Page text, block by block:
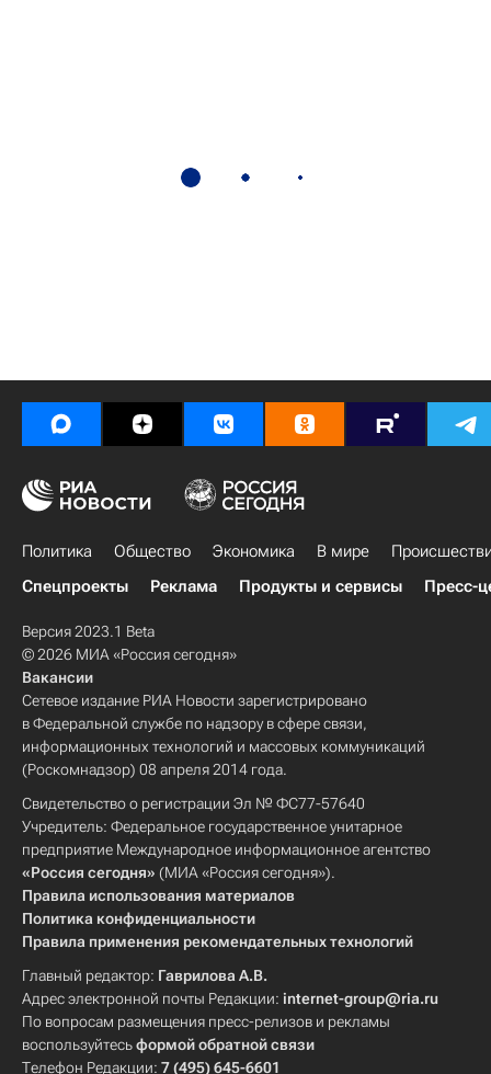
Политика Общество Экономика В мире
Спецпроекты
Реклама Продукты и сервисы Пресс-
Версия 2023.1 Beta
© 2026 МИА «Россия сегодня»
Вакансии
Сетевое издание РИА Новости зарегистрировано
в Федеральной службе по надзору в сфере связи,
информационных технологий и массовых коммуникаций
(Роскомнадзор) 08 апреля 2014 года.
Свидетельство о регистрации Эл № ФС77-57640
Учредитель: Федеральное государственное унитарное
предприятие Международное информационное агентство
«Россия сегодня» (МИА «Россия сегодня»).
Правила использования материалов
Политика конфиденциальности
Правила применения рекомендательных технологий
Главный редактор: Гаврилова А.В.
Адрес электронной почты Редакции: internet-group@ria.ru
По вопросам размещения пресс-релизов и рекламы
воспользуйтесьформой обратной связи
Телефон Редакции: 7 (495) 645-6601